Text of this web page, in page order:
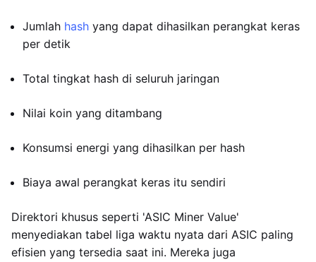
Jumlah hash yang dapat dihasilkan perangkat keras
per detik
Total tingkat hash di seluruh jaringan
Nilai koin yang ditambang
Konsumsi energi yang dihasilkan per hash
Biaya awal perangkat keras itu sendiri
Direktori khusus seperti 'ASIC Miner Value'
menyediakan tabel liga waktu nyata dari ASIC paling
efisien yang tersedia saat ini. Mereka juga